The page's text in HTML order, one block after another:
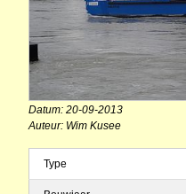
Datum: 20-09-2013
Auteur: Wim Kusee
Type